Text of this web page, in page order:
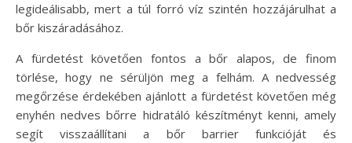
legideálisabb, mert a túl forró víz szintén hozzájárulhat a
bőr kiszáradásához.
A fürdetést követően fontos a bőr alapos, de finom
törlése, hogy ne sérüljön meg a felhám. A nedvesség
megőrzése érdekében ajánlott a fürdetést követően még
enyhén nedves bőrre hidratáló készítményt kenni, amely
segít visszaállítani a bőr barrier funkcióját és